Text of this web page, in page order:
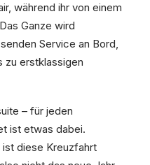
während ihr von einem
Ganze wird
Service an Bord,
zu erstklassigen
– für jeden
ist etwas dabei.
diese Kreuzfahrt